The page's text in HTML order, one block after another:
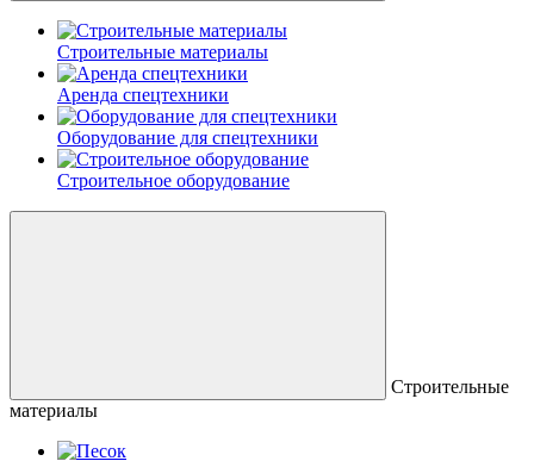
Строительные материалы
Аренда спецтехники
Оборудование для спецтехники
Строительное оборудование
Строительные
материалы